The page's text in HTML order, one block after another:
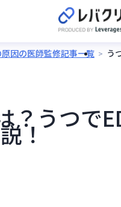
原因の医師監修記事一覧 う
？うつで
！